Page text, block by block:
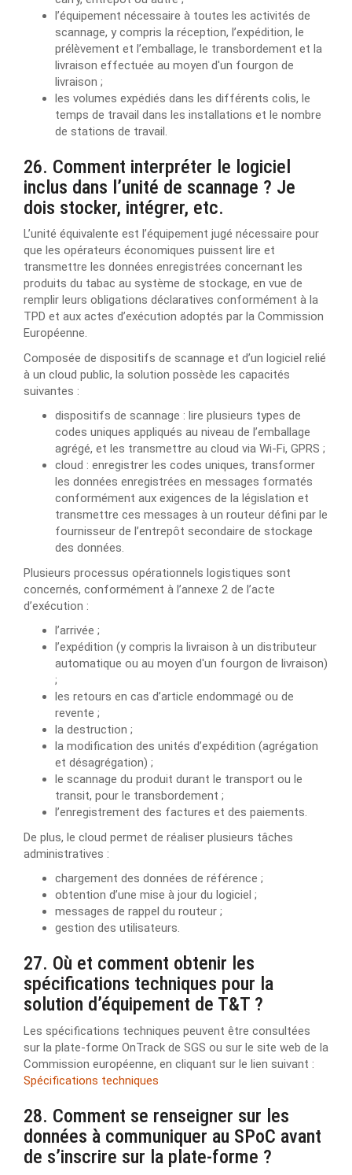
l’équipement nécessaire à toutes les activités de
scannage, y compris la réception, l’expédition, le
prélèvement et l’emballage, le transbordement et la
livraison effectuée au moyen d'un fourgon de
livraison ;
les volumes expédiés dans les différents colis, le
temps de travail dans les installations et le nombre
de stations de travail.
26. Comment interpréter le logiciel
inclus dans l’unité de scannage ? Je
dois stocker, intégrer, etc.
L’unité équivalente est l’équipement jugé nécessaire pour
que les opérateurs économiques puissent lire et
transmettre les données enregistrées concernant les
produits du tabac au système de stockage, en vue de
remplir leurs obligations déclaratives conformément à la
TPD et aux actes d’exécution adoptés par la Commission
Européenne.
Composée de dispositifs de scannage et d’un logiciel relié
à un cloud public, la solution possède les capacités
suivantes :
dispositifs de scannage : lire plusieurs types de
codes uniques appliqués au niveau de l’emballage
agrégé, et les transmettre au cloud via Wi-Fi, GPRS ;
cloud : enregistrer les codes uniques, transformer
les données enregistrées en messages formatés
conformément aux exigences de la législation et
transmettre ces messages à un routeur défini par le
fournisseur de l’entrepôt secondaire de stockage
des données.
Plusieurs processus opérationnels logistiques sont
concernés, conformément à l’annexe 2 de l’acte
d’exécution :
l’arrivée ;
l’expédition (y compris la livraison à un distributeur
automatique ou au moyen d'un fourgon de livraison)
;
les retours en cas d’article endommagé ou de
revente ;
la destruction ;
la modification des unités d’expédition (agrégation
et désagrégation) ;
le scannage du produit durant le transport ou le
transit, pour le transbordement ;
l’enregistrement des factures et des paiements.
De plus, le cloud permet de réaliser plusieurs tâches
administratives :
chargement des données de référence ;
obtention d’une mise à jour du logiciel ;
messages de rappel du routeur ;
gestion des utilisateurs.
27. Où et comment obtenir les
spécifications techniques pour la
solution d’équipement de T&T ?
Les spécifications techniques peuvent être consultées
sur la plate-forme OnTrack de SGS ou sur le site web de la
Commission européenne, en cliquant sur le lien suivant :
Spécifications techniques
28. Comment se renseigner sur les
données à communiquer au SPoC avant
de s’inscrire sur la plate-forme ?